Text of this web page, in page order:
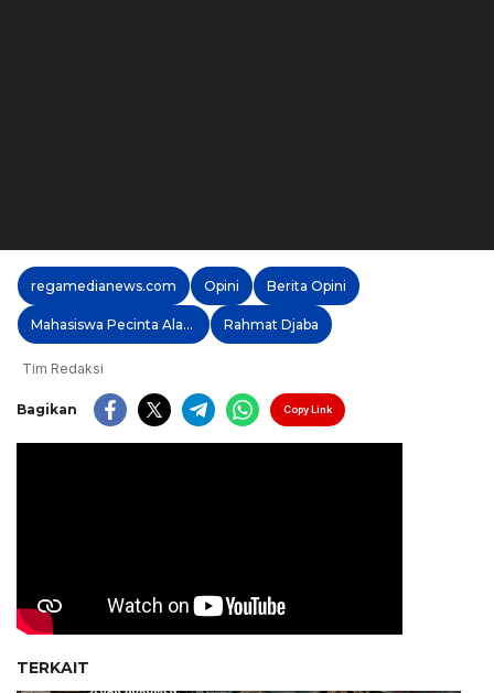
regamedianews.com Opini Berita Opini
Mahasiswa Pecinta Alam Rahmat Djaba
Tim Redaksi
Bagikan Copy Link
TERKAIT